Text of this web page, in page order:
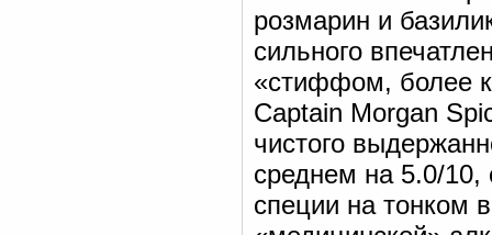
розмарин и
сильного
«стиффом, более
Captain Morgan
чистого
среднем на 5.0/10,
специи на тонком